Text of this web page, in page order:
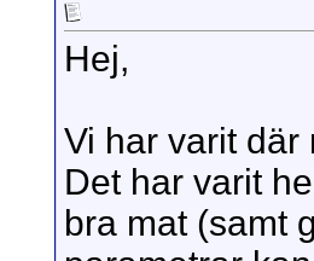
Hej,
Vi har varit där
Det har varit
bra mat (samt